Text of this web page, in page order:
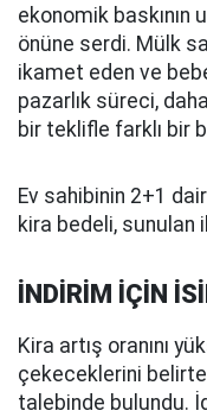
ekonomik baskının
önüne serdi. Mülk
ikamet eden ve
pazarlık süreci,
bir teklifle farklı bir
Ev sahibinin 2+1
kira bedeli,
İNDİRİM İÇİN
Kira artış oranını
çekeceklerini
talebinde bulundu.